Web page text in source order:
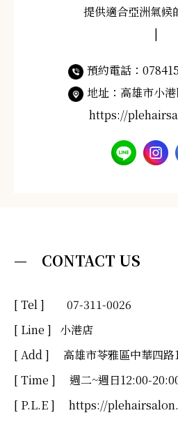
提供適合亞洲氣候
|
預約電話：
地址：高雄市小
https://
— CONTACT US
[ Tel ] 07-311-0026
[ Line ] 小港店
[ Add ] 高雄市苓雅區中華四路
[ Time ] 週二~週日12:00-
[ P.L.E ] https://